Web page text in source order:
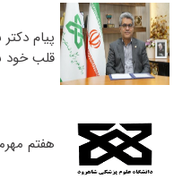
پیام
قلب خود
هفتم